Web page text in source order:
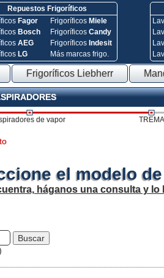
Repuestos Frigoríficos
Fagor
Bosch
AEG
LG
Frigoríficos Miele
FrigoríficosCandy
Frigoríficos Indesit
Más marcas frigo.
Frigoríficos Liebherr
de vapor TREMA
el modelo
háganos una consulta y lo